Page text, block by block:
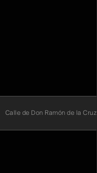
Calle de Don Ramón de la Cruz